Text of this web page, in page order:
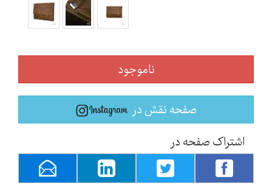
ناموجود
صفحه نقش در
اشتراک صفحه در